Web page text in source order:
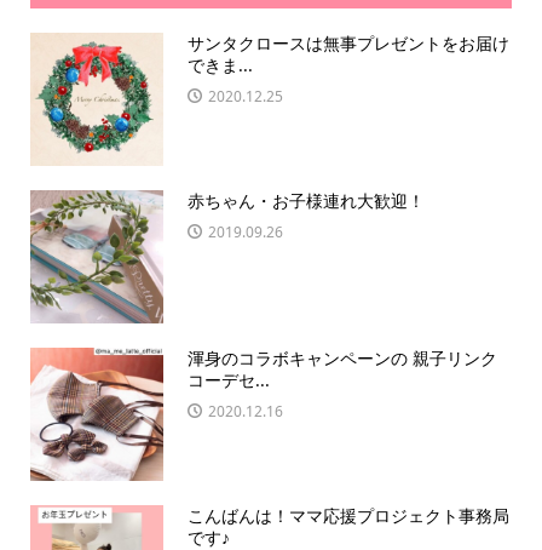
サンタクロースは無事プレゼントをお届け
できま...
2020.12.25
赤ちゃん・お子様連れ大歓迎！
2019.09.26
渾身のコラボキャンペーンの 親子リンク
コーデセ...
2020.12.16
こんばんは！ママ応援プロジェクト事務局
です♪